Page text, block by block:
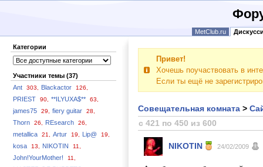
MetClub.ru
Категории
Участники темы (37)
Ant
303, Blackactor 126,
PRIEST 90, **ILYUXA$** 63,
james75 29, fiery guitar 28,
Thorn 26, REsearch 26,
metallica 21, Artur 19, Lip@ 19,
kosa 13, NIKOTIN 11,
John!YourMother! 11,
Привет!
Хочешь поучаствовать в
Если ты ещё не
Совещательная комната >
с 421 по 450 из 600
NIKOTIN 24/02/2009